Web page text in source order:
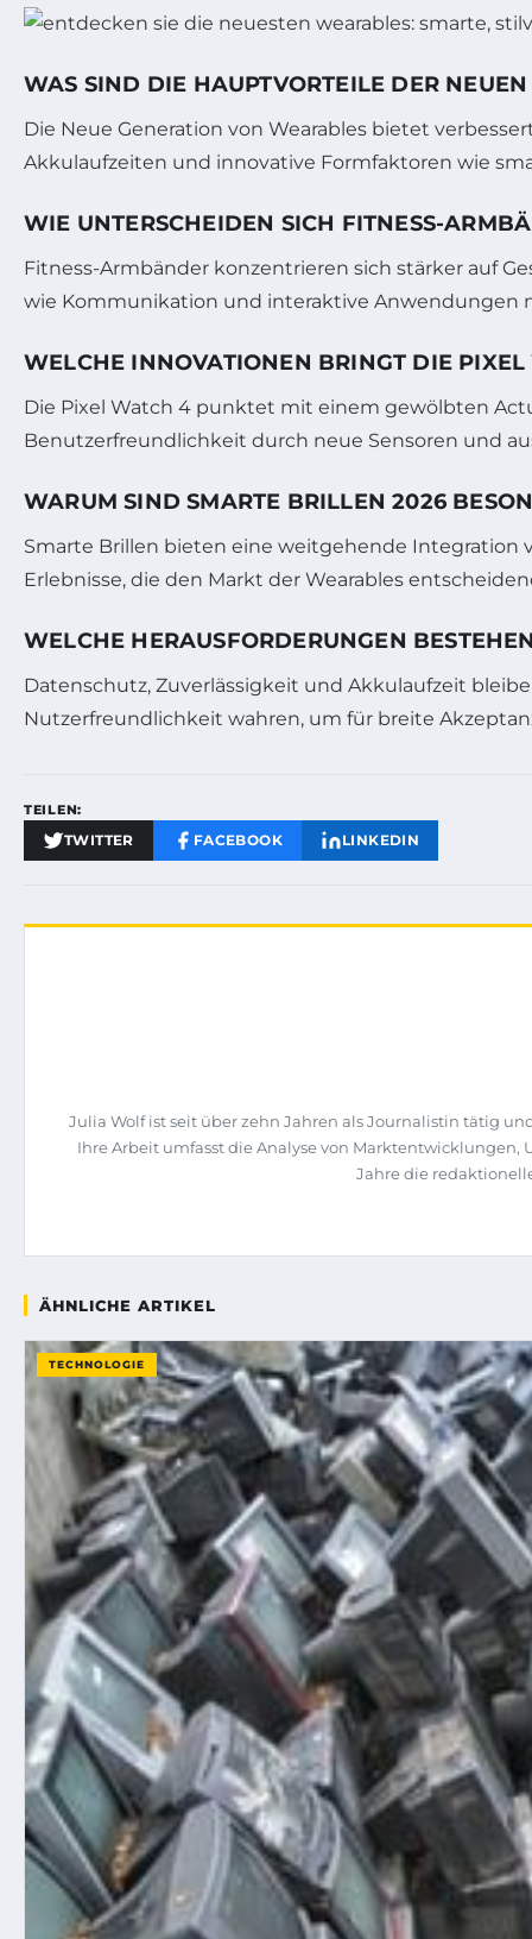
WAS SIND DIE HAUPTVORTEILE DER
Die Neue Generation von Wearables bietet
Akkulaufzeiten und innovative Formfaktoren wie
WIE UNTERSCHEIDEN SICH FITNESS-
Fitness-Armbänder konzentrieren sich stärker auf
wie Kommunikation und interaktive Anwendungen
WELCHE INNOVATIONEN BRINGT DIE
Die Pixel Watch 4 punktet mit einem gewölbten
Benutzerfreundlichkeit durch neue Sensoren und
WARUM SIND SMARTE BRILLEN 2026
Smarte Brillen bieten eine weitgehende Integration
Erlebnisse, die den Markt der Wearables
WELCHE HERAUSFORDERUNGEN
Datenschutz, Zuverlässigkeit und Akkulaufzeit
Nutzerfreundlichkeit wahren, um für breite
TEILEN:
TWITTER FACEBOOK LINKEDIN
Julia Wolf ist seit über zehn Jahren als Journalistin tätig
Ihre Arbeit umfasst die Analyse von
Jahre die
ÄHNLICHE ARTIKEL
TECHNOLOGIE